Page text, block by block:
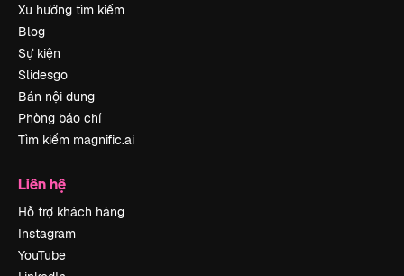
Xu hướng tìm kiếm
Blog
Sự kiện
Slidesgo
Bán nội dung
Phòng báo chí
Tìm kiếm magnific.ai
Liên hệ
Hỗ trợ khách hàng
Instagram
YouTube